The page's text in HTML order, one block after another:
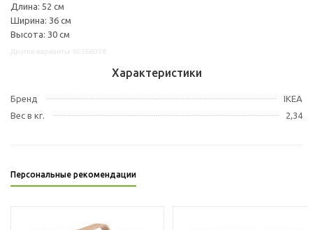
Длина: 52 см
Ширина: 36 см
Высота: 30 см
Характеристики
Бренд
IKEA
Вес в кг.
2,34
Персональные рекомендации